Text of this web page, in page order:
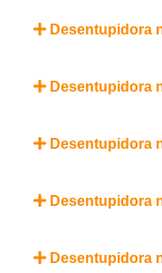
Desentupidora
Desentupidora
Desentupidora
Desentupidora
Desentupidora